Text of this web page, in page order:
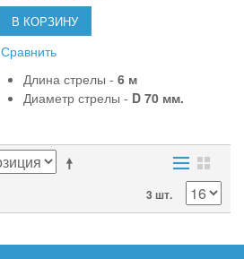
В КОРЗИНУ
Сравнить
Длина стрелы -6 м
Диаметр стрелы - D 70 мм.
3 шт.